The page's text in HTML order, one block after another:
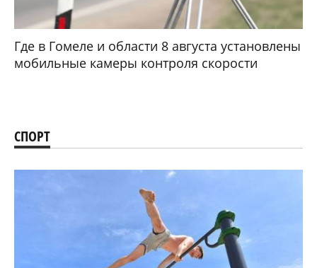
Где в Гомеле и области 8 августа установлены
мобильные камеры контроля скорости
СПОРТ